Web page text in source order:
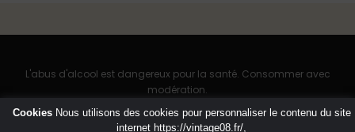
CookiesNous utilisons des cookies pour personnaliser le contenu du site
internet https://vintage08.fr/,
L'abus d'alcool est dangereux pour la santé. Consommer avec
modération.